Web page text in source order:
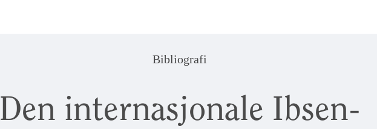
Bibliografi
Den internasjonale Ibsen-